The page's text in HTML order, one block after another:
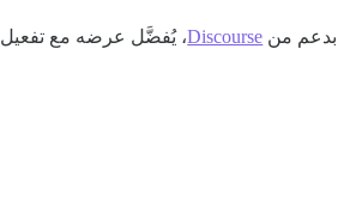
بدعم من Discourse، يُفضَّل عرضه مع تفعيل JavaScript